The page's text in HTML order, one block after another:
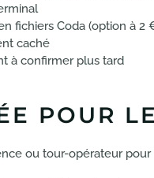
fichiers Coda (option à 2
caché
à confirmer plus tard
POUR
ou tour-opérateur